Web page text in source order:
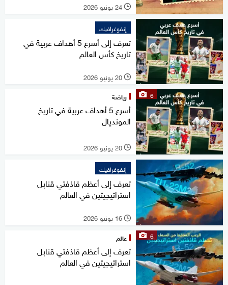
l 24 يونيو 2026
إنفوغرافيك
تعرف إلى أسرع 5 أهداف عربية في
تاريخ كأس العالم
l 20 يونيو 2026
6 رياضة
أسرع 5 أهداف عربية في تاريخ
المونديال
l 20 يونيو 2026
إنفوغرافيك
تعرف إلى أعظم قاذفتي قنابل
استراتيجيتين في العالم
l 16 يونيو 2026
6 عالم
تعرف إلى أعظم قاذفتي قنابل
استراتيجيتين في العالم